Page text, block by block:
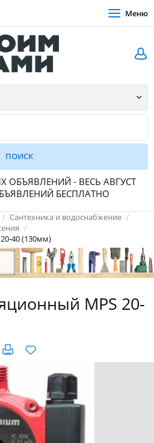
Меню
ОБЪЯВЛЕНИЙ - ВЕСЬ АВГУСТ
БЕСПЛАТНО
Сантехника и водоснабжение
40 (130мм)
MPS 20-